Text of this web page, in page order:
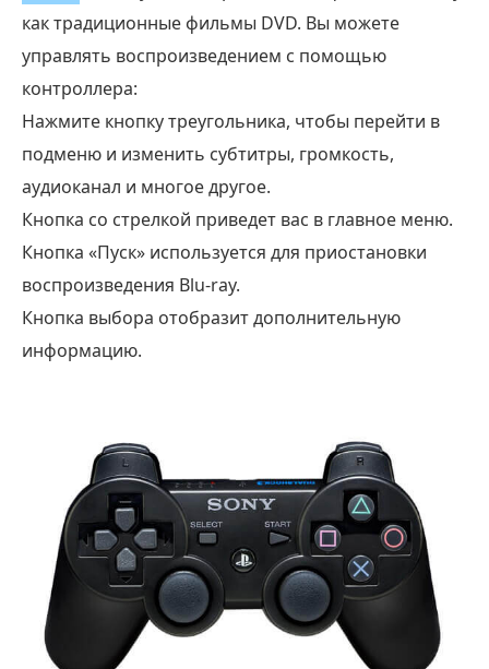
как традиционные фильмы DVD. Вы можете
управлять воспроизведением с помощью
контроллера:
Нажмите кнопку треугольника, чтобы перейти в
подменю и изменить субтитры, громкость,
аудиоканал и многое другое.
Кнопка со стрелкой приведет вас в главное меню.
Кнопка «Пуск» используется для приостановки
воспроизведения Blu-ray.
Кнопка выбора отобразит дополнительную
информацию.